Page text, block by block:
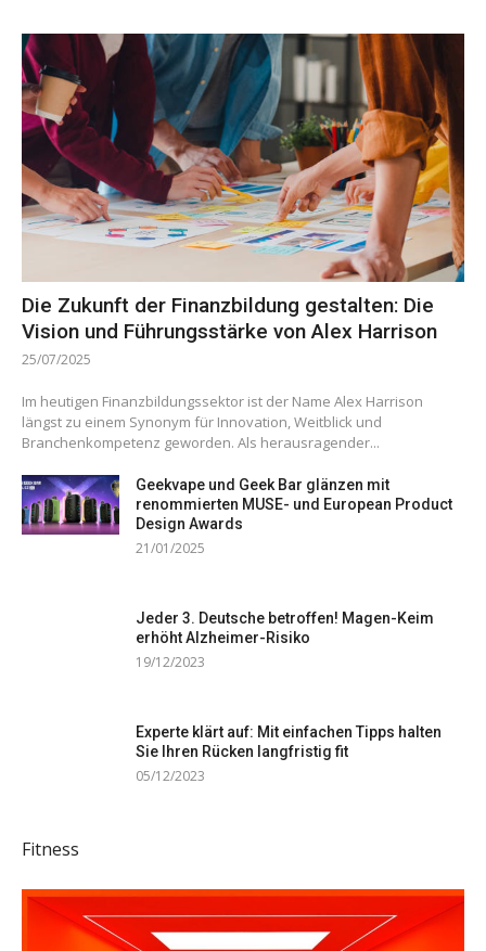
Die Zukunft der Finanzbildung gestalten: Die
Vision und Führungsstärke von Alex Harrison
25/07/2025
Im heutigen Finanzbildungssektor ist der Name Alex Harrison
längst zu einem Synonym für Innovation, Weitblick und
Branchenkompetenz geworden. Als herausragender...
Geekvape und Geek Bar glänzen mit
renommierten MUSE- und European Product
Design Awards
21/01/2025
Jeder 3. Deutsche betroffen! Magen-Keim
erhöht Alzheimer-Risiko
19/12/2023
Experte klärt auf: Mit einfachen Tipps halten
Sie Ihren Rücken langfristig fit
05/12/2023
Fitness